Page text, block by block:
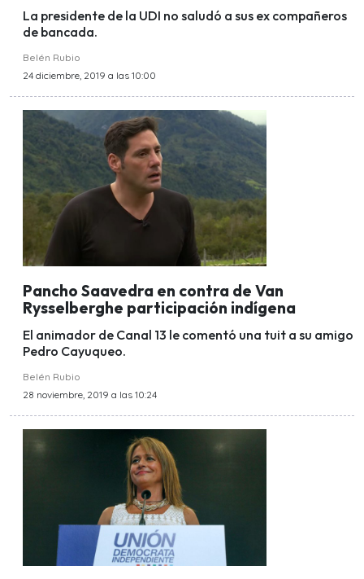
La presidente de la UDI no saludó a sus ex compañeros
de bancada.
Belén Rubio
24 diciembre, 2019 a las 10:00
Pancho Saavedra en contra de Van
Rysselberghe participación indígena
El animador de Canal 13 le comentó una tuit a su amigo
Pedro Cayuqueo.
Belén Rubio
28 noviembre, 2019 a las 10:24